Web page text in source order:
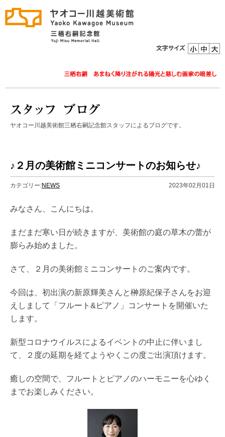
ヤオコー川越美術館三栖右嗣記念館スタッフによるブログです。
♪２月の美術館ミニコンサートのお知らせ♪
カテゴリー:NEWS 2023年02月01日
みなさん、こんにちは。
まだまだ寒い日が続きますが、美術館の庭の草木の蕾が
膨らみ始めました。
さて、２月の美術館ミニコンサートのご案内です。
今回は、初出演の新原輝美さんと榊原紀保子さんをお迎
えしまして「フルート&ピアノ」コンサートを開催いた
します。
新型コロナウイルスによるイベントの中止に伴いまし
て、２度の延期を経てようやくこの度ご出演頂けます。
癒しの空間で、フルートとピアノのハーモニーを心ゆく
までお楽しみください。